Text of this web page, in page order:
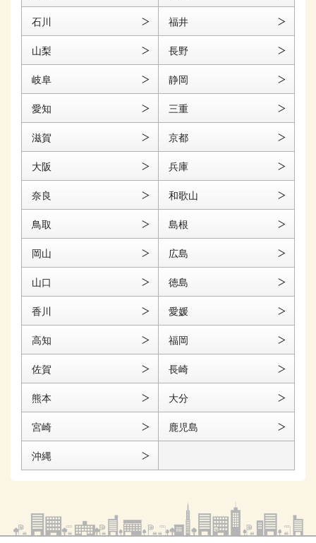
石川 福井
山梨 長野
岐阜 静岡
愛知 三重
滋賀 京都
大阪 兵庫
奈良 和歌山
鳥取 島根
岡山 広島
山口 徳島
香川 愛媛
高知 福岡
佐賀 長崎
熊本 大分
宮崎 鹿児島
沖縄